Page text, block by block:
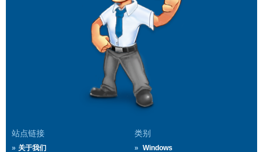
站点链接
关于我们
类别
Windows